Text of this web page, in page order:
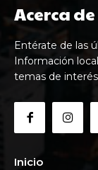
Acerca de
Entérate de las
Información
temas de
Inicio